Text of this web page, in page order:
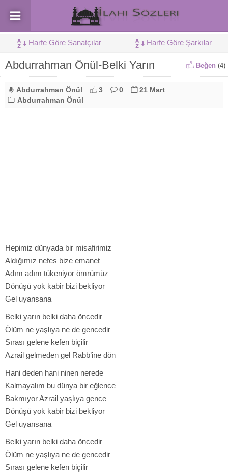
Harfe Göre Sanatçılar Harfe Göre Şarkılar
Abdurrahman Önül-Belki Yarın Beğen (4)
Abdurrahman Önül 3 0
21 Mart
Abdurrahman Önül
Hepimiz dünyada bir misafirimiz
Aldığımız nefes bize emanet
Adım adım tükeniyor ömrümüz
Dönüşü yok kabir bizi bekliyor
Gel uyansana
Belki yarın belki daha öncedir
Ölüm ne yaşlıya ne de gencedir
Sırası gelene kefen biçilir
Azrail gelmeden gel Rabb’ine dön
Hani deden hani ninen nerede
Kalmayalım bu dünya bir eğlence
Bakmıyor Azrail yaşlıya gence
Dönüşü yok kabir bizi bekliyor
Gel uyansana
Belki yarın belki daha öncedir
Ölüm ne yaşlıya ne de gencedir
Sırası gelene kefen biçilir